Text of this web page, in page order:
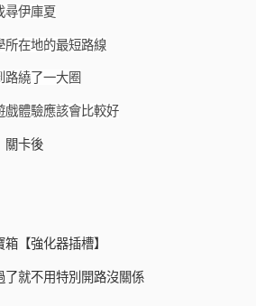
尋伊庫夏
所在地的最短路線
路繞了一大圈
戲體驗應該會比較好
關卡後
【強化器插槽】
了就不用特別開路沒關係